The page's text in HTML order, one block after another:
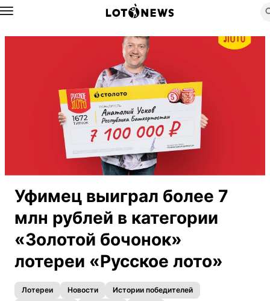
Назад
Уфимец выиграл более 7
млн рублей в категории
«Золотой бочонок»
лотереи «Русское лото»
Лотереи Новости
Истории победителей